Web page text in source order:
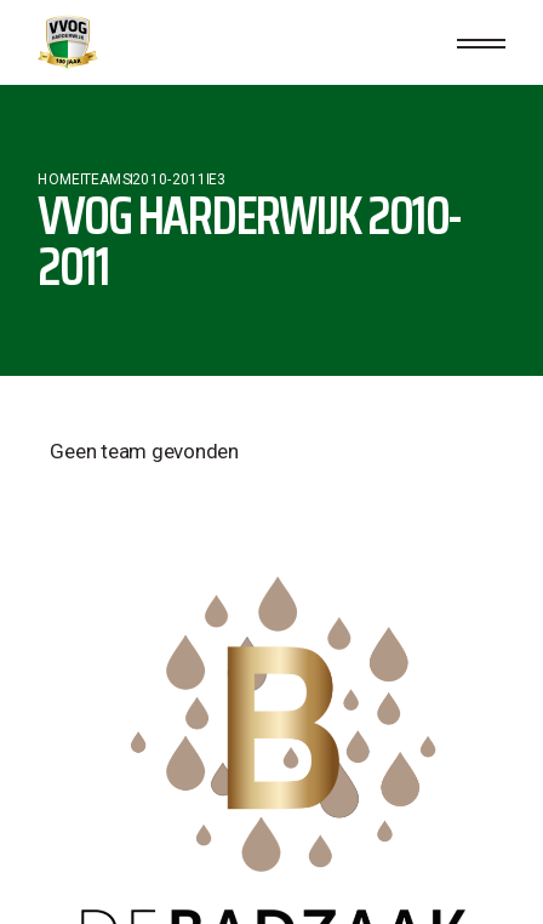
HOMETEAMS2010-2011 E3
VVOG HARDERWIJK 2010-
2011
Geen team gevonden